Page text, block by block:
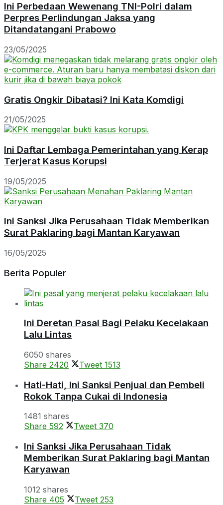
Ini Perbedaan Wewenang TNI-Polri dalam
Perpres Perlindungan Jaksa yang
Ditandatangani Prabowo
23/05/2025
Gratis Ongkir Dibatasi? Ini Kata Komdigi
21/05/2025
Ini Daftar Lembaga Pemerintahan yang Kerap
Terjerat Kasus Korupsi
19/05/2025
Ini Sanksi Jika Perusahaan Tidak Memberikan
Surat Paklaring bagi Mantan Karyawan
16/05/2025
Berita Populer
Ini Deretan Pasal Bagi Pelaku Kecelakaan
Lalu Lintas
6050 shares
Share 2420 Tweet 1513
Hati-Hati, Ini Sanksi Penjual dan Pembeli
Rokok Tanpa Cukai di Indonesia
1481 shares
Share 592 Tweet 370
Ini Sanksi Jika Perusahaan Tidak
Memberikan Surat Paklaring bagi Mantan
Karyawan
1012 shares
Share 405 Tweet 253